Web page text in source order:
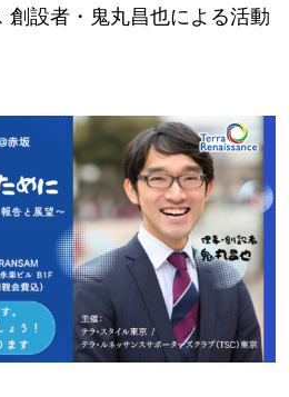
創設者・鬼丸昌也による活動